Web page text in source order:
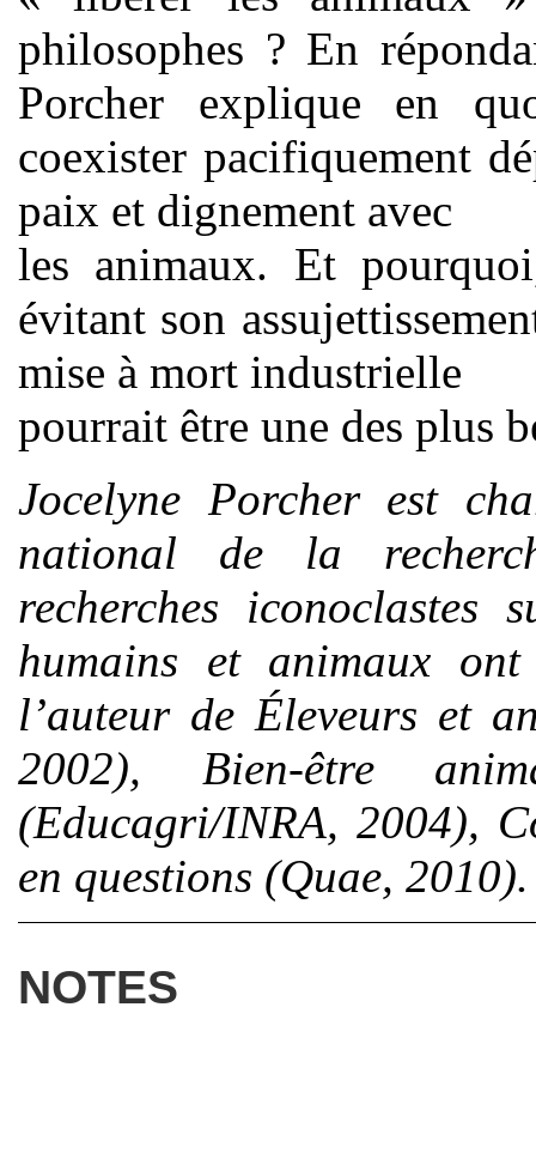
philosophes ? En
Porcher explique en
coexister pacifiquement
paix et dignement avec
les animaux. Et
évitant son
mise à mort industrielle
pourrait être une des plus
Jocelyne Porcher est
national de la
recherches
humains et animaux
l’auteur de Éleveurs et
2002), Bien-être
(Educagri/INRA, 2004),
en questions (Quae, 2010).
NOTES